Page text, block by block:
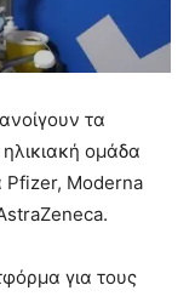
τα
ομάδα
Pfizer, Moderna
για τους